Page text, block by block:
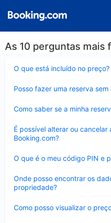
As 10 perguntas mais
O que está incluído no preço?
Posso fazer uma reserva
Como saber se a minha
É possível alterar ou cancelar
Booking.com?
Contraído
O que é o meu código PIN e
Onde posso encontrar os
propriedade?
Como posso visualizar o